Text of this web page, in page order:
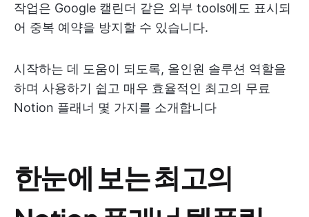
작업은 Google 캘린더 같은 외부 tools에도 표시되
어 중복 예약을 방지할 수 있습니다.
시작하는 데 도움이 되도록, 올인원 솔루션 역할을
하며 사용하기 쉽고 매우 효율적인 최고의 무료
Notion 플래너 몇 가지를 소개합니다
한눈에 보는 최고의